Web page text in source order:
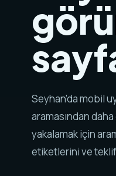
Seyhan'da mobil
aramasından
yakalamak için
etiketlerini ve teklif